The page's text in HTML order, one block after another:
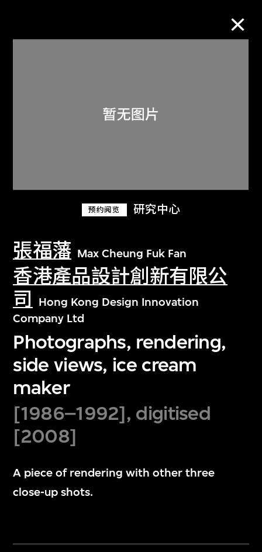
预约阅览 研究中心
張福藩 Max Cheung Fuk Fan
香港產品設計創新有限公
司
Hong Kong Design Innovation
Company Ltd
Photographs, rendering,
side views, ice cream
maker
[1986–1992], digitised
[2008]
A piece of rendering with other three
close-up shots.
关于M+藏品
探索世界顶级的二十及二十一世纪视觉
文化藏品。